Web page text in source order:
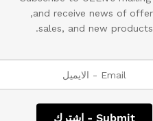
sales, and new products.